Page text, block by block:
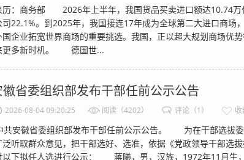
务部 2026年上半年，我国货品买卖进口额达10.74万亿
司22.1%。到2025年，我国接连17年成为全球第二大进口商场
企业拓宽世界商场的重要挑选。我国，正以超大规划商场优
更多新时机。 德国世...
徽省委组织部发布干部任前公示公告
2026-08-04 09:20:25 阅读（4202） 评论（1） 收
安徽省委组织部发布干部任前公示公告。 为在干部选拔委
听取群众意见，把干部选好、选准，依据《党政领导干部选
以下拟任人选进行公示： 蒋曦，男，汉族，1972年11月生